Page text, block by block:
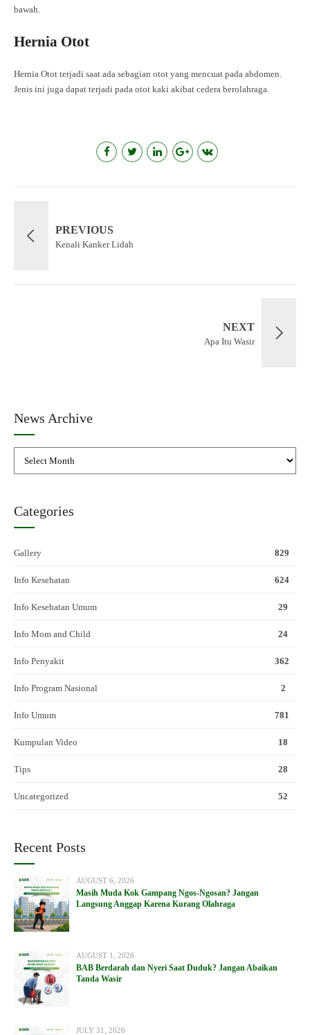
bawah.
Hernia Otot
Hernia Otot terjadi saat ada sebagian otot yang mencuat pada abdomen.
Jenis ini juga dapat terjadi pada otot kaki akibat cedera berolahraga.
PREVIOUS
Kenali Kanker Lidah
NEXT
Apa Itu Wasir
News Archive
Categories
Gallery 829
Info Kesehatan 624
Info Kesehatan Umum 29
Info Mom and Child 24
Info Penyakit 362
Info Program Nasional 2
Info Umum 781
Kumpulan Video 18
Tips 28
Uncategorized 52
Recent Posts
AUGUST 6, 2026
Masih Muda Kok Gampang Ngos-Ngosan? Jangan
Langsung Anggap Karena Kurang Olahraga
AUGUST 1, 2026
BAB Berdarah dan Nyeri Saat Duduk? Jangan Abaikan
Tanda Wasir
JULY 31, 2026